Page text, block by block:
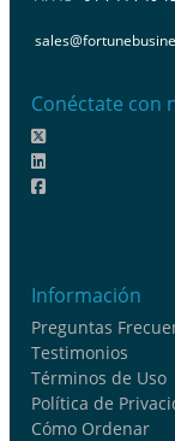
Conéctate con
Información
Preguntas
Testimonios
Términos de Uso
Política de
Cómo Ordenar